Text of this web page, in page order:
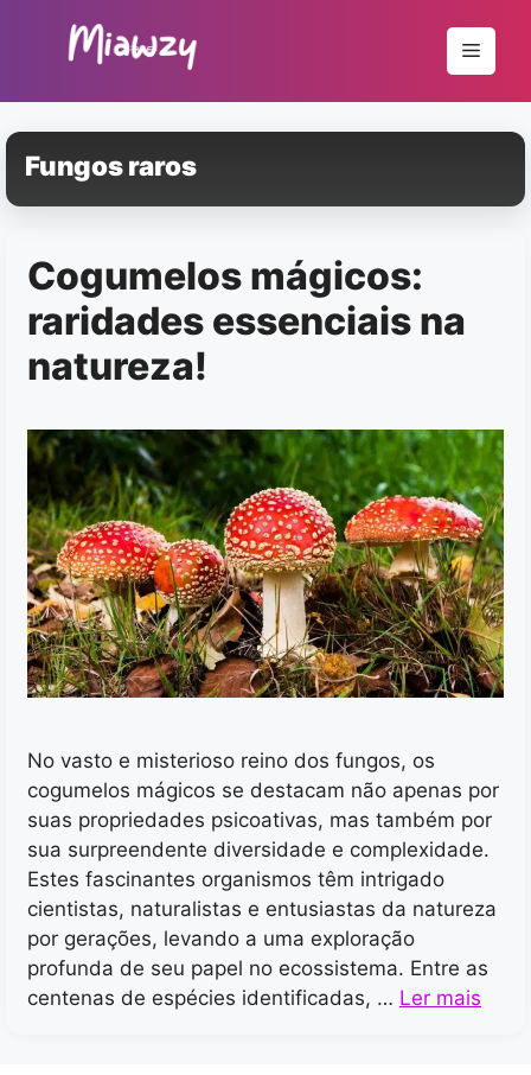
conteúdo
Menu
Fungos raros
Cogumelos mágicos:
raridades essenciais na
natureza!
No vasto e misterioso reino dos fungos, os
cogumelos mágicos se destacam não apenas por
suas propriedades psicoativas, mas também por
sua surpreendente diversidade e complexidade.
Estes fascinantes organismos têm intrigado
cientistas, naturalistas e entusiastas da natureza
por gerações, levando a uma exploração
profunda de seu papel no ecossistema. Entre as
centenas de espécies identificadas, … Ler mais